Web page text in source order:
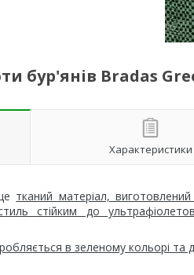
бур'янів Bradas
Характеристики
тканий матеріал,
стійким до
в зеленому кольорі та